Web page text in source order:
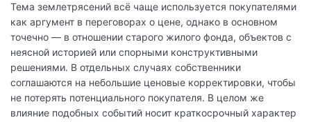
Тема землетрясений всё чаще используется покупателями
как аргумент в переговорах о цене, однако в основном
точечно — в отношении старого жилого фонда, объектов с
неясной историей или спорными конструктивными
решениями. В отдельных случаях собственники
соглашаются на небольшие ценовые корректировки, чтобы
не потерять потенциального покупателя. В целом же
влияние подобных событий носит краткосрочный характер